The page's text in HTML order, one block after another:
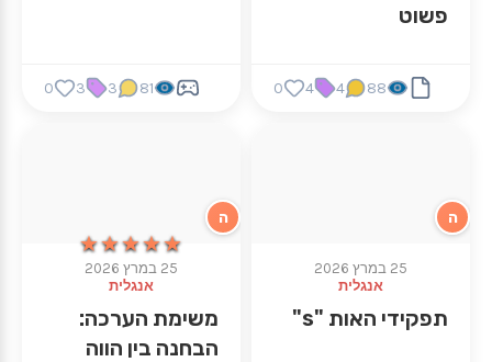
פשוט
88
4
4
0
81
3
3
0
ה
25 במרץ 2026
אנגלית
תפקידי האות "s"
★★★★★
★★★★★
ה
25 במרץ 2026
אנגלית
משימת הערכה:
הבחנה בין הווה